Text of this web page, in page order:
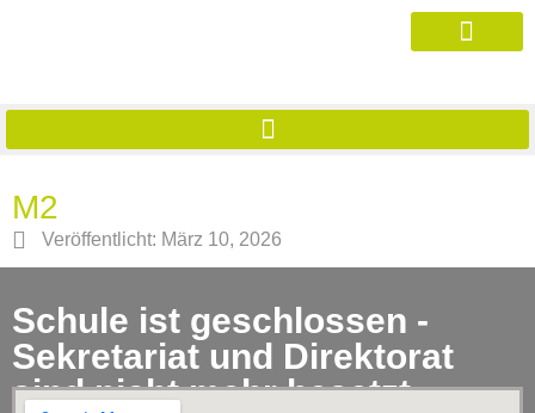
M2
Veröffentlicht: März 10, 2026
Schule ist geschlossen -
Sekretariat und Direktorat
sind nicht mehr besetzt.